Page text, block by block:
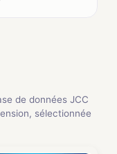
de données JCC
sélectionnée